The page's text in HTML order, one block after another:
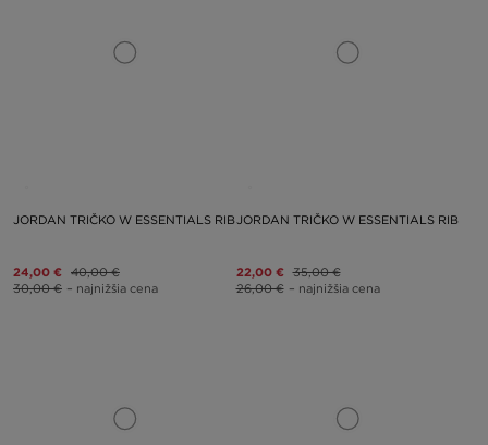
JORDAN TRIČKO W ESSENTIALS RIB
24,00 € 40,00 €
30,00 € – najnižšia cena
JORDAN TRIČKO W ESSENTIALS RIB
22,00 € 35,00 €
26,00 € – najnižšia cena